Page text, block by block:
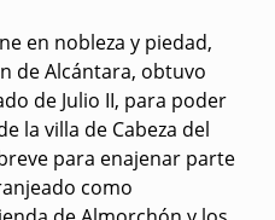
en nobleza y piedad,
de Alcántara, obtuvo
de Julio II, para poder
la villa de Cabeza del
para enajenar parte
como